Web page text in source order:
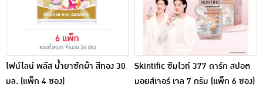
ไฟน์ไลน์ พลัส น้ำยาซักผ้า สีทอง 30
มล. (แพ็ก 4 ซอง)
Skintific ซิมไวท์ 377 ดาร์ก สปอต
มอยส์เจอร์ เจล 7 กรัม (แพ็ก 6 ซอง)